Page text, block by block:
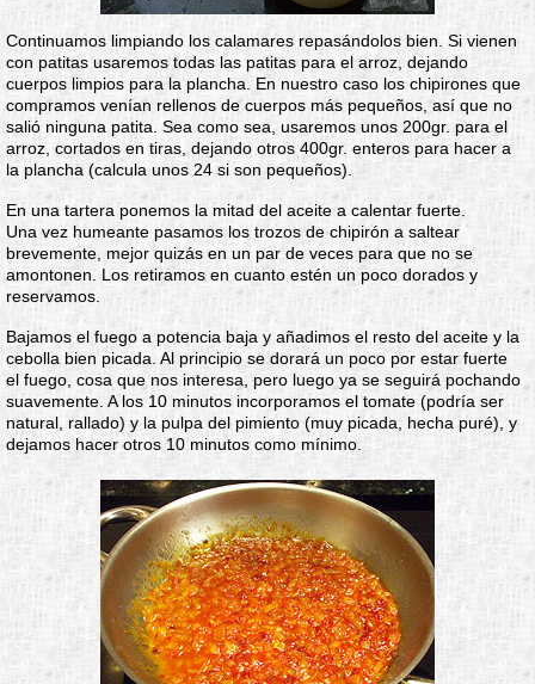
Continuamos limpiando los calamares repasándolos bien. Si vienen
con patitas usaremos todas las patitas para el arroz, dejando
cuerpos limpios para la plancha. En nuestro caso los chipirones que
compramos venían rellenos de cuerpos más pequeños, así que no
salió ninguna patita. Sea como sea, usaremos unos 200gr. para el
arroz, cortados en tiras, dejando otros 400gr. enteros para hacer a
la plancha (calcula unos 24 si son pequeños).
En una tartera ponemos la mitad del aceite a calentar fuerte.
Una vez humeante pasamos los trozos de chipirón a saltear
brevemente, mejor quizás en un par de veces para que no se
amontonen. Los retiramos en cuanto estén un poco dorados y
reservamos.
Bajamos el fuego a potencia baja y añadimos el resto del aceite y la
cebolla bien picada. Al principio se dorará un poco por estar fuerte
el fuego, cosa que nos interesa, pero luego ya se seguirá pochando
suavemente. A los 10 minutos incorporamos el tomate (podría ser
natural, rallado) y la pulpa del pimiento (muy picada, hecha puré), y
dejamos hacer otros 10 minutos como mínimo.